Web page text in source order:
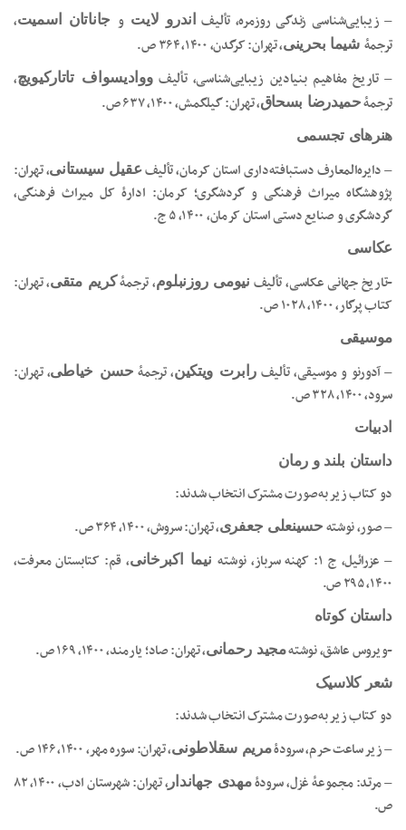
– زیبایی‌شناسی زندگی روزمره، تألیف اندرو لایتو جاناتان اسمیت،
ترجمۀ شیما بحرینی، تهران: کرگدن، ۱۴۰۰، ۳۶۴ ص.
– تاریخ مفاهیم بنیادین زیبایی‌شناسی، تألیفووادیسواف تاتارکیویچ،
ترجمۀحمیدرضا بسحاق، تهران: گیلگمش، ۱۴۰۰، ۶۳۷ ص.
هنرهای تجسمی
– دایره‌المعارف دستبافته‌داری استان کرمان، تألیف عقیل سیستانی، تهران:
پژوهشگاه میراث فرهنگی و گردشگری؛ کرمان: ادارۀ کل میراث فرهنگی،
گردشگری و صنایع دستی استان کرمان، ۱۴۰۰، ۵ ج.
عکاسی
-تاریخ جهانی عکاسی، تألیف نیومی روزنبلوم، ترجمۀکریم متقی، تهران:
کتاب پرگار، ۱۴۰۰، ۱۰۲۸ ص.
موسیقی
– آدورنو و موسیقی، تألیف رابرت ویتکین، ترجمۀ حسن خیاطی، تهران:
سرود، ۱۴۰۰، ۳۲۸ ص.
ادبیات
داستان بلند و رمان
دو کتاب زیر به‌صورت مشترک انتخاب شدند:
– صور، نوشته حسینعلی جعفری، تهران: سروش، ۱۴۰۰، ۳۶۴ ص.
– عزرائیل، ج ۱: کهنه سرباز، نوشته
نیما اکبرخانی، قم: کتابستان معرفت،
۱۴۰۰، ۲۹۵ ص.
داستان کوتاه
-ویروس عاشق، نوشتهمجید رحمانی، تهران: صاد؛ یارمند، ۱۴۰۰، ۱۶۹ ص.
شعر کلاسیک
دو کتاب زیر به‌صورت مشترک انتخاب شدند:
– زیر ساعت حرم، سرودۀمریم سقلاطونی، تهران: سوره مهر، ‏‫۱۴۰۰، ‏‫۱۴۶ ص.
– مرتد: مجموعۀ غزل، سرودۀمهدی جهاندار
، تهران: شهرستان ادب‏‫، ۱۴۰۰، ‏‫۸۲
ص.‏‫